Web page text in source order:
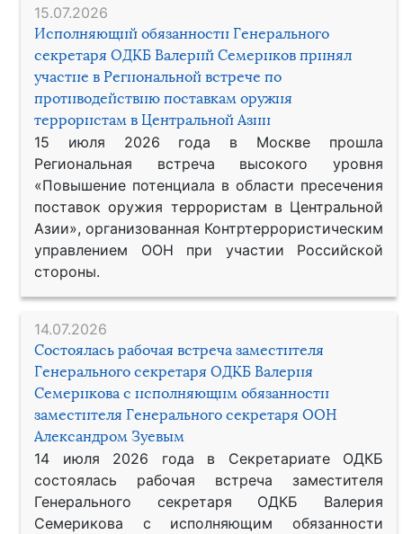
15.07.2026
Исполняющий обязанности Генерального
секретаря ОДКБ Валерий Семериков принял
участие в Региональной встрече по
противодействию поставкам оружия
террористам в Центральной Азии
15 июля 2026 года в Москве прошла
Региональная встреча высокого уровня
«Повышение потенциала в области пресечения
поставок оружия террористам в Центральной
Азии», организованная Контртеррористическим
управлением ООН при участии Российской
стороны.
14.07.2026
Состоялась рабочая встреча заместителя
Генерального секретаря ОДКБ Валерия
Семерикова с исполняющим обязанности
заместителя Генерального секретаря ООН
Александром Зуевым
14 июля 2026 года в Секретариате ОДКБ
состоялась рабочая встреча заместителя
Генерального секретаря ОДКБ Валерия
Семерикова с исполняющим обязанности